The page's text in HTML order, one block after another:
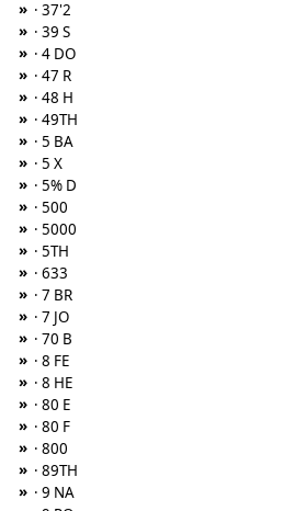
» · 37'2
» · 39 S
» · 4 DO
» · 47 R
» · 48 H
» · 49TH
» · 5 BA
» · 5 X
» · 5% D
» · 500
» · 5000
» · 5TH
» · 633
» · 7 BR
» · 7 JO
» · 70 B
» · 8 FE
» · 8 HE
» · 80 E
» · 80 F
» · 800
» · 89TH
» · 9 NA